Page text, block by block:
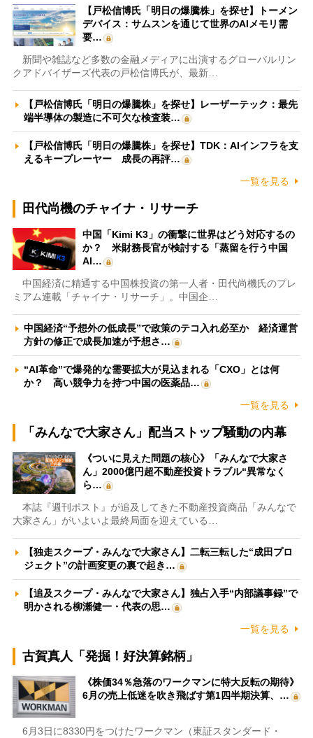
【戸松信博氏「明日の爆騰株」を探せ】トーメン
デバイス：サムスンを通じて世界のAIメモリ需
要…
新聞や雑誌など多数の金融メディアに出演するグローバルリン
クアドバイザーズ代表の戸松信博氏が、最新…
【戸松信博氏「明日の爆騰株」を探せ】レーザーテック：最先
端半導体の製造に不可欠な検査装…
【戸松信博氏「明日の爆騰株」を探せ】TDK：AIインフラを支
えるキープレーヤー 成長の再評…
一覧を見る
田代尚機のチャイナ・リサーチ
中国「Kimi K3」の衝撃に世界はどう対応するの
か？ 米財務長官が検討する「蒸留を行う中国
AI…
中国経済に精通する中国株投資の第一人者・田代尚機氏のプレ
ミアム連載「チャイナ・リサーチ」。中国企…
中国経済“予想外の低成長”で政策のテコ入れ必至か 経済運営
方針の修正で成長加速が予想さ…
“AI革命”で爆発的な需要拡大が見込まれる「CXO」とは何
か？ 高い競争力を持つ中国の医薬品…
一覧を見る
「みんなで大家さん」配当ストップ騒動の内幕
《ついに見えた問題の核心》「みんなで大家さ
ん」2000億円超不動産投資トラブル“異常なく
ら…
本誌『週刊ポスト』が追及してきた不動産投資商品「みんなで
大家さん」がいよいよ最終局面を迎えている…
【独走スクープ・みんなで大家さん】二転三転した“成田プロ
ジェクト”の計画変更の裏で起き…
【追及スクープ・みんなで大家さん】独占入手“内部議事録”で
明かされる柳瀬健一・代表の思…
一覧を見る
古賀真人「発掘！好決算銘柄」
《株価34％急落のワークマンに特大反転の期待》
6月の売上低迷を吹き飛ばす第1四半期決算、…
6月3日に8330円をつけたワークマン（東証スタンダード・